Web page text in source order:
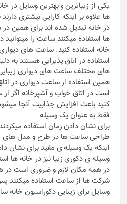
یکی از زیباترین و بهترین وسایل
ها علاوه بر اینکه کارایی بیشتری
در خانه تبدیل شده اند برای همین
ها استفاده میکنند ساعت را
خانه استفاده کنید. ساعت های
استفاده در اتاق پذیرایی هستند به
های مختلف ساعت های دیواری
همین استفاده از ساعت دیواری در
است در اتاق خواب و آشپزخانه اگر
کنید باعث افزایش جذابیت آنجا
فقط به عنوان یک وسیله
برای نشان دادن زمان استفاده
طراحی ساعت ها در طرح و مدل های
اینکه یک وسیله ی مفید برای نشان
وسیله ی دکوری زیبا نیز در خانه ها
در همه مکان لازم و ضروری است در
شرکت ها از ساعت استفاده میکنند
وسایل برای زیبایی دکوراسیون